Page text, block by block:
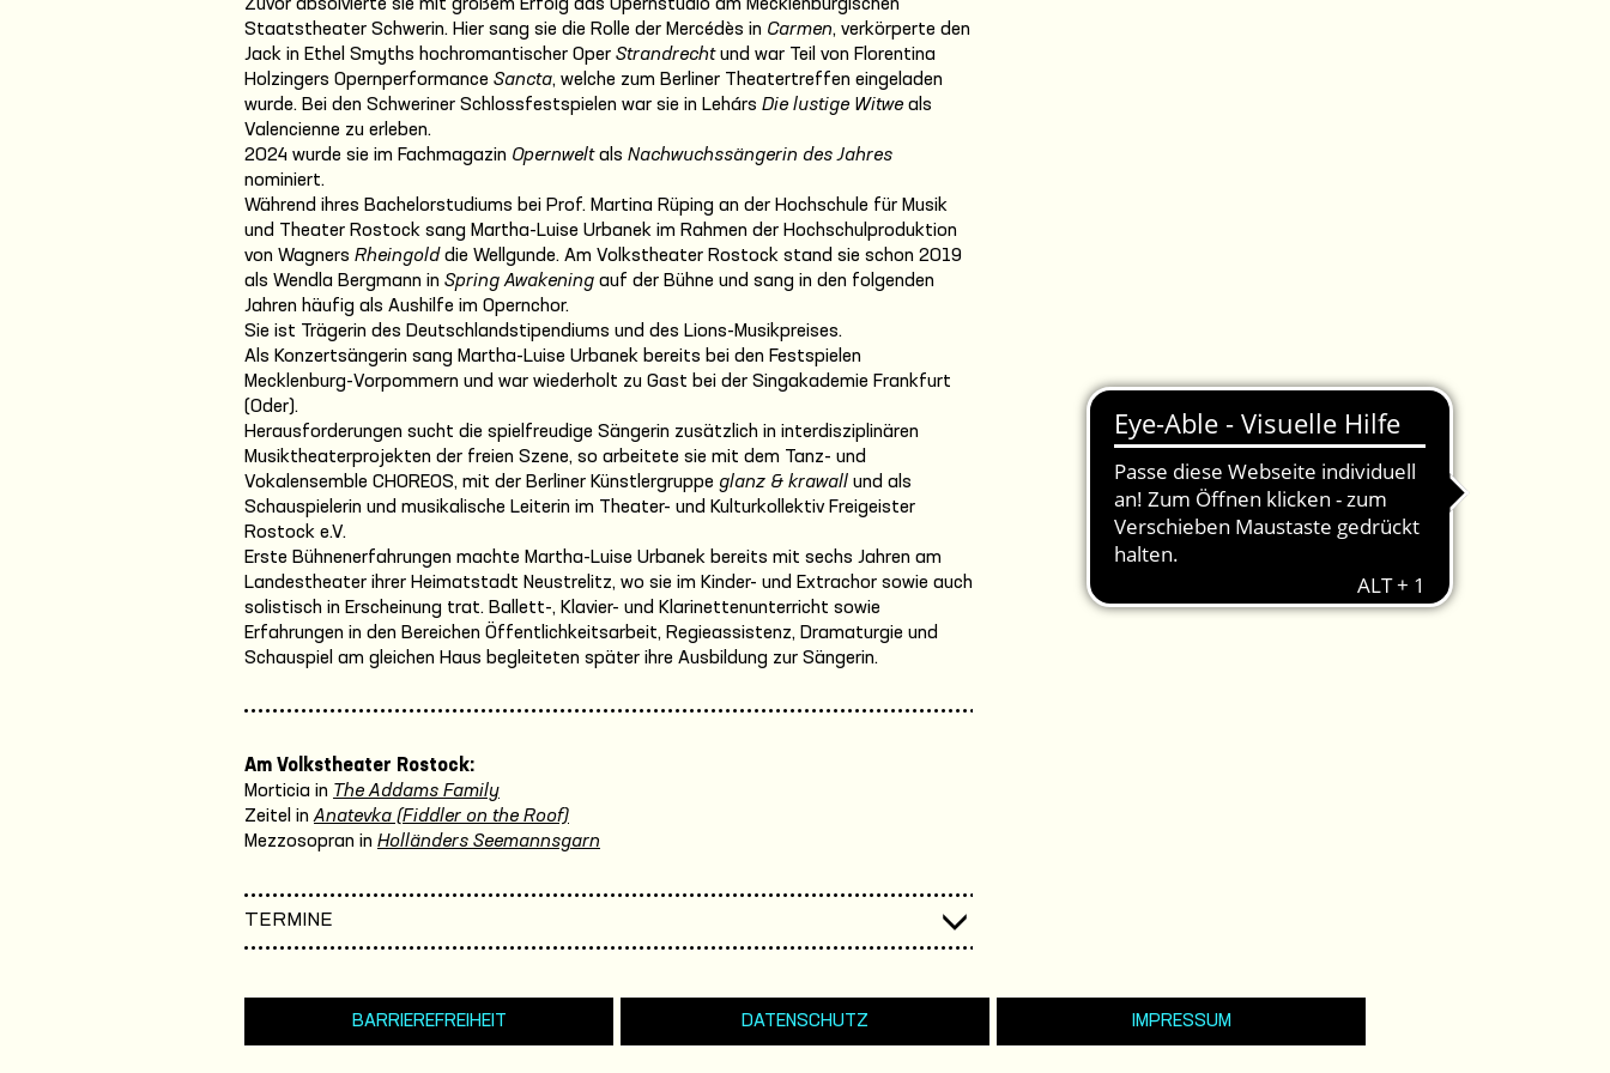
Zuvor absolvierte sie mit großem Erfolg das Opernstudio am Mecklenburgischen
Staatstheater Schwerin. Hier sang sie die Rolle der Mercédès in Carmen, verkörperte den
Jack in Ethel Smyths hochromantischer Oper Strandrechtund war Teil von Florentina
Holzingers Opernperformance Sancta, welche zum Berliner Theatertreffen eingeladen
wurde. Bei den Schweriner Schlossfestspielen war sie in Lehárs Die lustige Witwe als
Valencienne zu erleben.
2024 wurde sie im Fachmagazin Opernweltals Nachwuchssängerin des Jahres
nominiert.
Während ihres Bachelorstudiums bei Prof. Martina Rüping an der Hochschule für Musik
und Theater Rostock sang Martha-Luise Urbanek im Rahmen der Hochschulproduktion
von Wagners Rheingolddie Wellgunde. Am Volkstheater Rostock stand sie schon 2019
als Wendla Bergmann in Spring Awakening auf der Bühne und sang in den folgenden
Jahren häufig als Aushilfe im Opernchor.
Sie ist Trägerin des Deutschlandstipendiums und des Lions-Musikpreises.
Als Konzertsängerin sang Martha-Luise Urbanek bereits bei den Festspielen
Mecklenburg-Vorpommern und war wiederholt zu Gast bei der Singakademie Frankfurt
(Oder).
Herausforderungen sucht die spielfreudige Sängerin zusätzlich in interdisziplinären
Musiktheaterprojekten der freien Szene, so arbeitete sie mit dem Tanz- und
Vokalensemble CHOREOS, mit der Berliner Künstlergruppe glanz & krawall und als
Schauspielerin und musikalische Leiterin im Theater- und Kulturkollektiv Freigeister
Rostock e.V.
Erste Bühnenerfahrungen machte Martha-Luise Urbanek bereits mit sechs Jahren am
Landestheater ihrer Heimatstadt Neustrelitz, wo sie im Kinder- und Extrachor sowie auch
solistisch in Erscheinung trat. Ballett-, Klavier- und Klarinettenunterricht sowie
Erfahrungen in den Bereichen Öffentlichkeitsarbeit, Regieassistenz, Dramaturgie und
Schauspiel am gleichen Haus begleiteten später ihre Ausbildung zur Sängerin.
Am Volkstheater Rostock:
Morticia in The Addams Family
Zeitel in Anatevka (Fiddler on the Roof)
Mezzosopran in Holländers Seemannsgarn
TERMINE
BARRIEREFREIHEIT DATENSCHUTZ IMPRESSUM